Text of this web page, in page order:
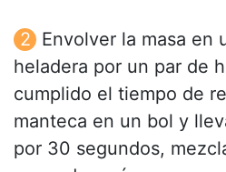
Envolver la masa en
heladera por un par de
cumplido el tiempo de
manteca en un bol y
por 30 segundos,